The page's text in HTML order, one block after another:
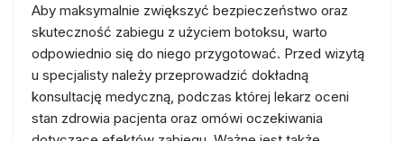
Aby maksymalnie zwiększyć bezpieczeństwo oraz
skuteczność zabiegu z użyciem botoksu, warto
odpowiednio się do niego przygotować. Przed wizytą
u specjalisty należy przeprowadzić dokładną
konsultację medyczną, podczas której lekarz oceni
stan zdrowia pacjenta oraz omówi oczekiwania